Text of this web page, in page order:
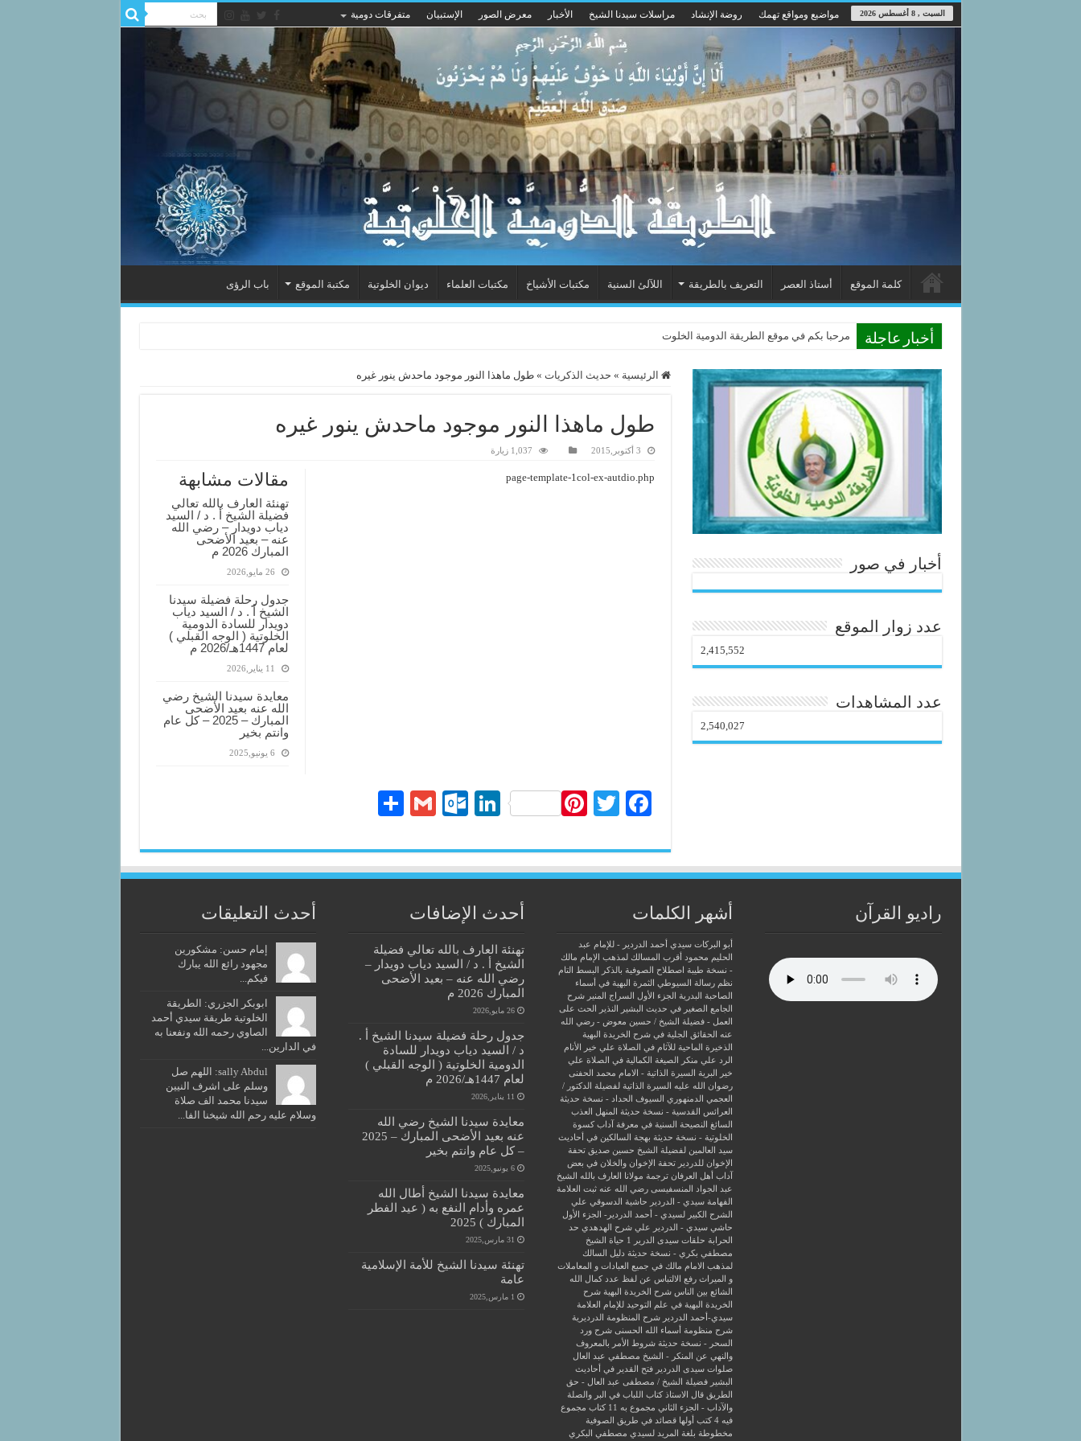
السبت , 8 أغسطس 2026 مواضيع ومواقع تهمك روضة الإنشاد مراسلات سيدنا الشيخ الأخبار معرض الصور الإستبيان متفرقات دومية
كلمة الموقع أستاذ العصر التعريف بالطريقة اللآلئ السنية مكتبات الأشياخ مكتبات العلماء ديوان الخلوتية مكتبة الموقع باب الرؤى
أخبار عاجلة مرحبا بكم في موقع الطريقة الدومية الخلوتية بشكله الجديد
الرئيسية » حديث الذكريات » طول ماهذا النور موجود ماحدش ينور غيره
طول ماهذا النور موجود ماحدش ينور غيره
3 أكتوبر,2015 1,037 زيارة
مقالات مشابهة
تهنئة العارف بالله تعالي
فضيلة الشيخ أ . د / السيد
دياب دويدار – رضي الله
عنه – بعيد الأضحى
المبارك 2026 م
26 مايو,2026
جدول رحلة فضيلة سيدنا
الشيخ أ . د / السيد دياب
دويدار للسادة الدومية
الخلوتية ( الوجه القبلي )
لعام 1447هـ/2026 م
11 يناير,2026
معايدة سيدنا الشيخ رضي
الله عنه بعيد الأضحى
المبارك – 2025 – كل عام
وانتم بخير
6 يونيو,2025
page-template-1col-ex-autdio.php
Fa
bo
ok
T
tte
r
er
es
Li
ed
In
O
lo
ok
.c
o
m
G
ail
re
أخبار في صور
عدد زوار الموقع
2,415,552
عدد المشاهدات
2,540,027
راديو القرآن أشهر الكلمات
أبو البركات سيدي أحمد الدردير - للإمام عبد
الحليم محمود
أقرب المسالك لمذهب الإمام مالك
- نسخة طيبة اصطلاح الصوفية بالذكر
البسط التام
نظم رسالة السيوطي
الثمرة البهية في أسماء
الصاحبة البدرية
الجزء الأول السراج المنير شرح
الجامع الصغير في حديث البشير النذير
الحث على
العمل - فضيلة الشيخ / حسين معوض - رضي الله
عنه
الحقائق الجلية في شرح الخريدة البهية
الذخيرة الماحية للآثام في الصلاة علي خير الأنام
الرد علي منكر الصيغة الكمالية في الصلاة علي
خير البرية
السيرة الذاتية - الامام محمد الحفنى
رضوان الله عليه
السيرة الذاتية لفضيلة الدكتور /
العجمي الدمنهوري
السيوف الحداد - نسخة حديثة
العرائس القدسية - نسخة حديثة
المنهل العذب
السائغ
النصيحة السنية في معرفة آداب كسوة
الخلوتية - نسخة حديثة بهجة السالكين في أحاديث
سيد العالمين لفضيلة الشيخ حسين صديق
تحفة
الإخوان للدردير تحفة الإخوان والخلان في بعض
آداب أهل العرفان ترجمة مولانا العارف بالله الشيخ
عبد الجواد المنسفيسى رضي الله عنه ثبت العلامة
الفهامة سيدي - الدردير
حاشية الدسوقي علي
الشرح الكبير لسيدي - أحمد الدردير- الجزء الأول
حاشي سيدي - الدردير علي شرح الهدهدي حد
الحرابة حلقات سيدى الدرير 1
حياة الشيخ
مصطفي بكري - نسخة حديثة دليل السالك
لمذهب الامام مالك في جميع العبادات و المعاملات
و الميراث رفع الالتباس عن لفظ عدد كمال الله
الشائع بين الناس شرح الخريدة البهية شرح
الخريدة البهية في علم التوحيد للإمام العلامة
سيدي-أحمد الدردير شرح المنظومة الدرديرية
شرح منظومة أسماء الله الحسنى شرح ورد
السحر - نسخة حديثة شروط الأمر بالمعروف
والنهي عن المنكر - الشيخ مصطفي عبد العال
صلوات سيدى الدردير فتح القدير في أحاديث
البشير فضيلة الشيخ / مصطفى عبد العال - حق
الطريق
قال الاستاذ كتاب اللباب في البر والصلة
والآداب - الجزء الثاني مجموع به 11 كتاب
مجموع
فيه 4 كتب أولها قصائد في طريق الصوفية
مخطوطة بلغة المريد لسيدي مصطفي البكري
أحدث الإضافات
تهنئة العارف بالله تعالي فضيلة
الشيخ أ . د / السيد دياب دويدار –
رضي الله عنه – بعيد الأضحى
المبارك 2026 م
26 مايو,2026
جدول رحلة فضيلة سيدنا الشيخ أ .
د / السيد دياب دويدار للسادة
الدومية الخلوتية ( الوجه القبلي )
لعام 1447هـ/2026 م
11 يناير,2026
معايدة سيدنا الشيخ رضي الله
عنه بعيد الأضحى المبارك – 2025
– كل عام وانتم بخير
6 يونيو,2025
معايدة سيدنا الشيخ أطال الله
عمره وأدام النفع به ( عيد الفطر
المبارك ) 2025
31 مارس,2025
تهنئة سيدنا الشيخ للأمة الإسلامية
عامة
1 مارس,2025
أحدث التعليقات
إمام حسن: مشكورين
مجهود رائع الله يبارك
فيكم...
ابوبكر الجزري: الطريقة
الخلوتية طريقة سيدي أحمد
الصاوي رحمه الله ونفعنا به
في الدارين...
sally Abdul: اللهم صل
وسلم على اشرف النيين
سيدنا محمد الف صلاة
وسلام عليه رحم الله شيخنا الفا...